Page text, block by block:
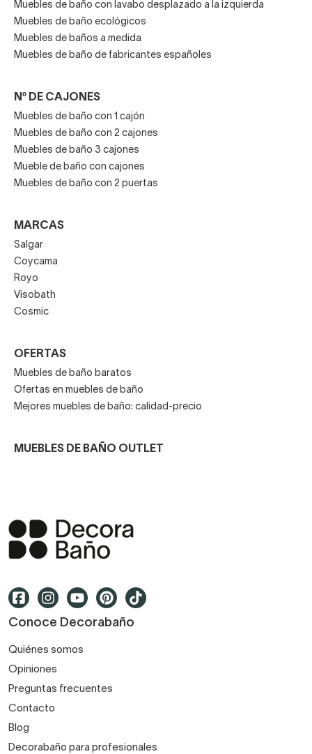
Muebles de baño con lavabo desplazado a la izquierda
Muebles de baño ecológicos
Muebles de baños a medida
Muebles de baño de fabricantes españoles
Nº DE CAJONES
Muebles de baño con 1 cajón
Muebles de baño con 2 cajones
Muebles de baño 3 cajones
Mueble de baño con cajones
Muebles de baño con 2 puertas
MARCAS
Salgar
Coycama
Royo
Visobath
Cosmic
OFERTAS
Muebles de baño baratos
Ofertas en muebles de baño
Mejores muebles de baño: calidad-precio
MUEBLES DE BAÑO OUTLET
Conoce Decorabaño
Quiénes somos
Opiniones
Preguntas frecuentes
Contacto
Blog
Decorabaño para profesionales